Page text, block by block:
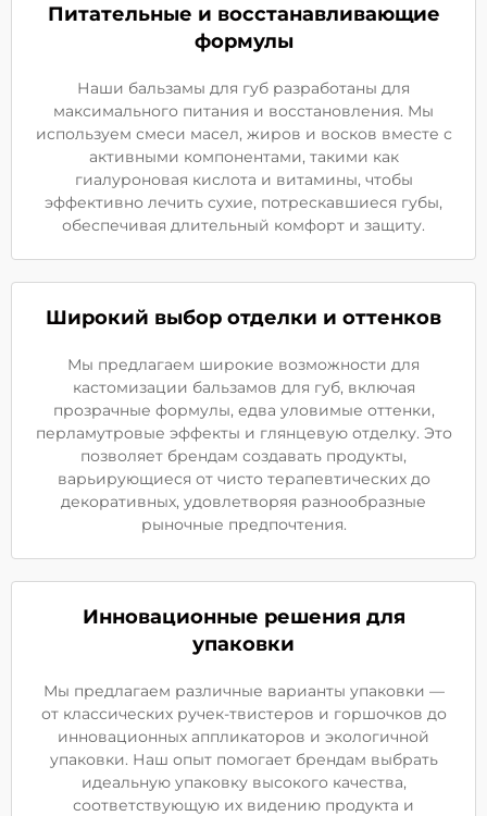
Питательные и восстанавливающие
формулы
Наши бальзамы для губ разработаны для
максимального питания и восстановления. Мы
используем смеси масел, жиров и восков вместе с
активными компонентами, такими как
гиалуроновая кислота и витамины, чтобы
эффективно лечить сухие, потрескавшиеся губы,
обеспечивая длительный комфорт и защиту.
Широкий выбор отделки и оттенков
Мы предлагаем широкие возможности для
кастомизации бальзамов для губ, включая
прозрачные формулы, едва уловимые оттенки,
перламутровые эффекты и глянцевую отделку. Это
позволяет брендам создавать продукты,
варьирующиеся от чисто терапевтических до
декоративных, удовлетворяя разнообразные
рыночные предпочтения.
Инновационные решения для
упаковки
Мы предлагаем различные варианты упаковки —
от классических ручек-твистеров и горшочков до
инновационных аппликаторов и экологичной
упаковки. Наш опыт помогает брендам выбрать
идеальную упаковку высокого качества,
соответствующую их видению продукта и